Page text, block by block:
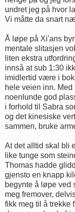
undret jeg på hvor
Vi måtte da snart
Å løpe på Xi'ans
mentale slitasjen
liten ekstra
innså at sub 1:30
imidlertid være i
hele veien inn.
noenlunde god
i forhold til Sabra
og det kinesiske
sammen, bruke
At det alltid skal bli
like tunge som
Thomas hadde
gjensto en knapp
begynte å løpe ved
meg fremover,
fikk meg til å trekke